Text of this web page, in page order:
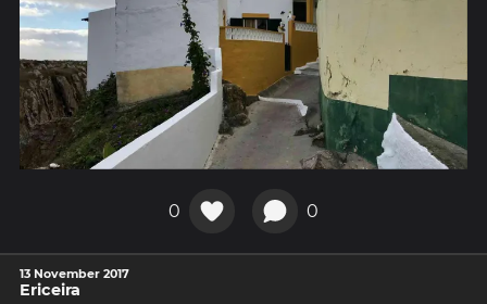
0 0
13 November 2017
Ericeira